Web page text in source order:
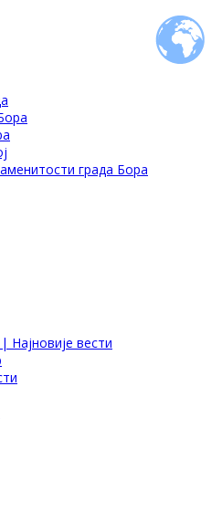
града Бора
Најновије вести